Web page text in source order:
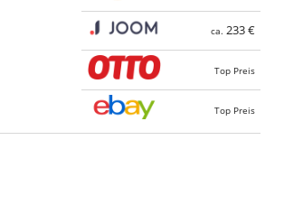
ca. 233 €
Top Preis
Top Preis